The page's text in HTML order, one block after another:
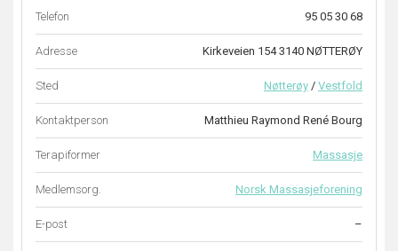
Telefon 95 05 30 68
Adresse Kirkeveien 154 3140 NØTTERØY
Sted Nøtterøy / Vestfold
Kontaktperson Matthieu Raymond René Bourg
Terapiformer Massasje
Medlemsorg. Norsk Massasjeforening
E-post –